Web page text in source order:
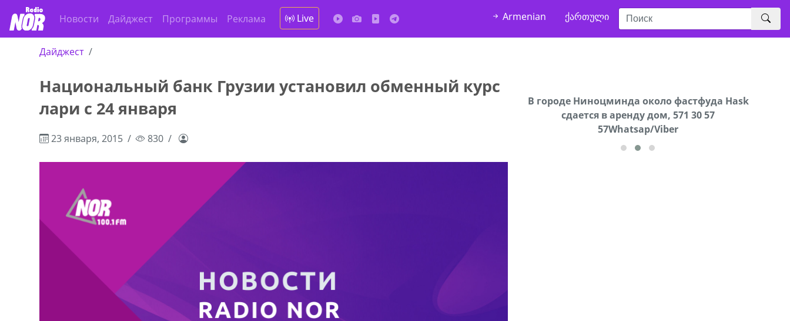
Новости Дайджест Программы Реклама Live Armenian ქართული
Дайджест
Национальный банк Грузии установил обменный курс
лари с 24 января
23 января, 2015 830
Продается соль оптом и в розницу в
мешках, 500 22 47 42
В городе Ниноцминда около фастфуда Hask
cдается в аренду дом, 571 30 57
57Whatsap/Viber
Продается машина марки Prado,571 30 57
57Whatsap/Viber